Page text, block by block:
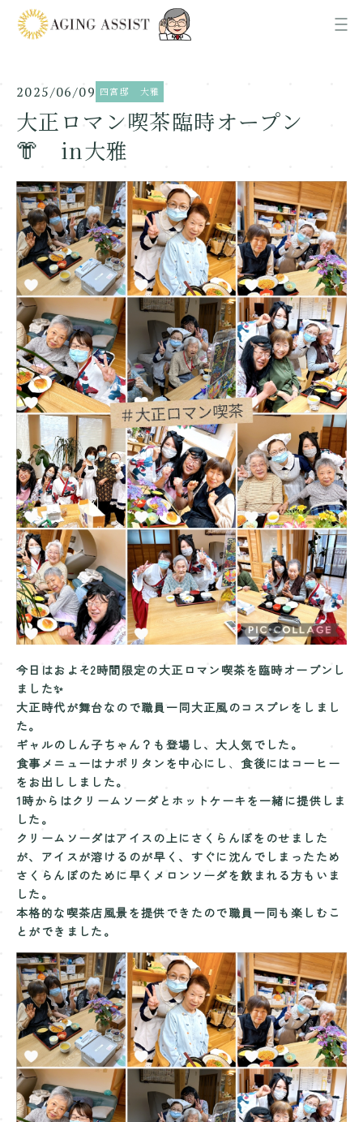
News
お知らせ
AGING ASSISTについて
Office
各事業所ご案内
Recruit
採用情報
Contact
お問い合わせ
2025/06/09 四宮邸 大雅
大正ロマン喫茶臨時オープン
👘 in大雅
今日はおよそ2時間限定の大正ロマン喫茶を 臨時オープンし
ました✨
大正時代が舞台なので職員一同大正風のコスプレをしまし
た。
ギャルのしん子ちゃん？も登場し、大人気でした。
食事メニューはナポリタンを中心にし 、食後にはコーヒー
をお出ししました。
1時からはクリームソーダとホットケーキを 一緒に提供しま
した。
クリームソーダはアイスの上にさくらんぼを のせました
が、アイスが溶けるのが早く、 すぐに沈んでしまったため
さくらんぼのために 早くメロンソーダを飲まれる方もいま
した。
本格的な喫茶店風景を提供できたので職員一同も楽しむこ
とができました。